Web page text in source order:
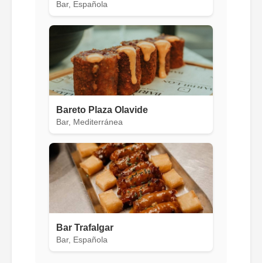
Bar, Española
Bareto Plaza Olavide
Bar, Mediterránea
Bar Trafalgar
Bar, Española